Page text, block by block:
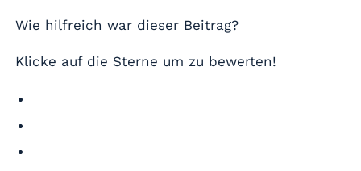
Wie hilfreich war dieser Beitrag?
Klicke auf die Sterne um zu bewerten!